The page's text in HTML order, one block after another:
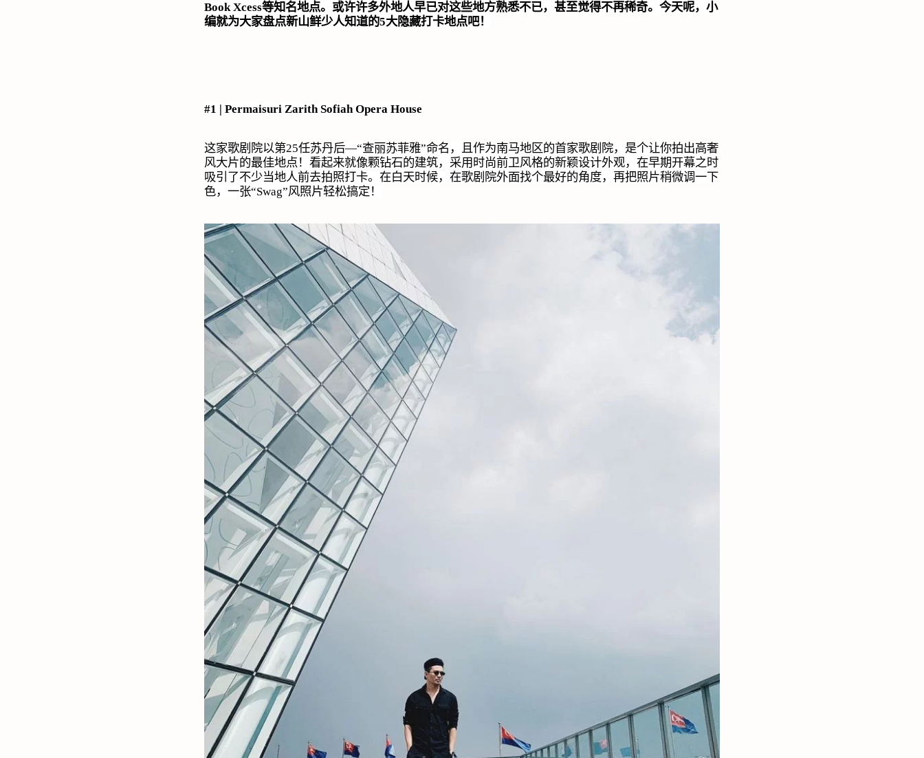
Book Xcess等知名地点。或许许多外地人早已对这些地方熟悉不已，甚至觉得不再稀奇。今天呢，小
编就为大家盘点新山鲜少人知道的5大隐藏打卡地点吧！
#1 | Permaisuri Zarith Sofiah Opera House
这家歌剧院以第25任苏丹后—“查丽苏菲雅”命名，且作为南马地区的首家歌剧院，是个让你拍出高奢
风大片的最佳地点！看起来就像颗钻石的建筑，采用时尚前卫风格的新颖设计外观，在早期开幕之时
吸引了不少当地人前去拍照打卡。在白天时候，在歌剧院外面找个最好的角度，再把照片稍微调一下
色，一张“Swag”风照片轻松搞定！